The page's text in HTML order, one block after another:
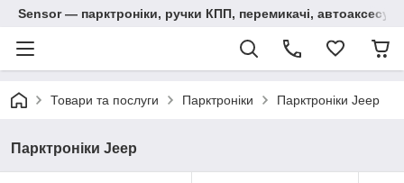
Sensor — парктроніки, ручки КПП, перемикачі,
Товари та послуги Парктроніки Парктроніки Jeep
Парктроніки Jeep